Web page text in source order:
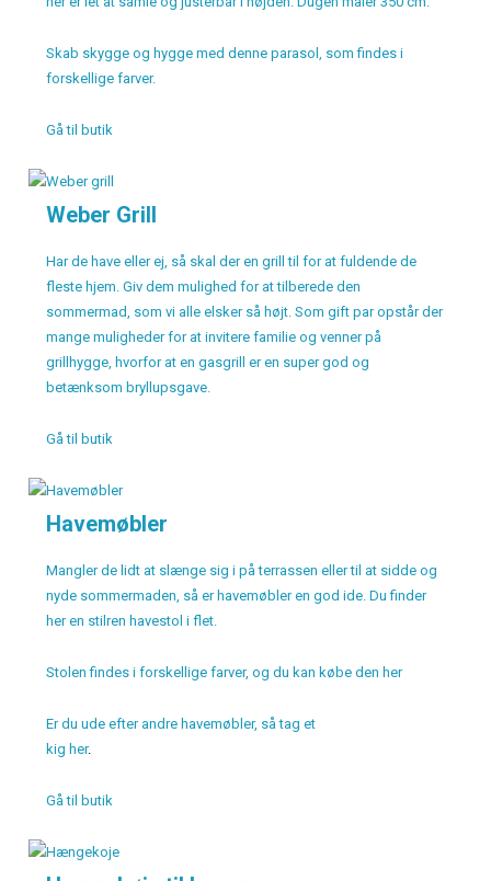
Skab skygge og hygge med denne parasol, som findes i
forskellige farver.
Gå til butik
Weber Grill
Har de have eller ej, så skal der en grill til for at fuldende de
fleste hjem. Giv dem mulighed for at tilberede den
sommermad, som vi alle elsker så højt. Som gift par opstår der
mange muligheder for at invitere familie og venner på
grillhygge, hvorfor at en gasgrill er en super god og
betænksom bryllupsgave.
Gå til butik
Havemøbler
Mangler de lidt at slænge sig i på terrassen eller til at sidde og
nyde sommermaden, så er havemøbler en god ide. Du finder
her en stilren havestol i flet.
Stolen findes i forskellige farver, og du kan købe den her
Er du ude efter andre havemøbler, så tag et
kig her.
Gå til butik